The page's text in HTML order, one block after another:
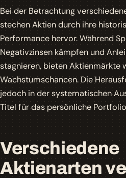
Bei der Betrachtung
stechen Aktien durch ihre
Performance hervor. Während
Negativzinsen kämpfen und
stagnieren, bieten Aktienmärkte
Wachstumschancen. Die
jedoch in der systematischen
Titel für das persönliche
Verschiedene
Aktienarten